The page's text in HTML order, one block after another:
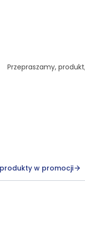
Przepraszamy,
w promocji